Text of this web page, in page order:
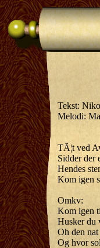
Tekst:
Melodi:
TÃ¦t ved
Sidder der
Hendes
Kom igen
Omkv:
Kom igen
Husker du
Oh den
Og hvor